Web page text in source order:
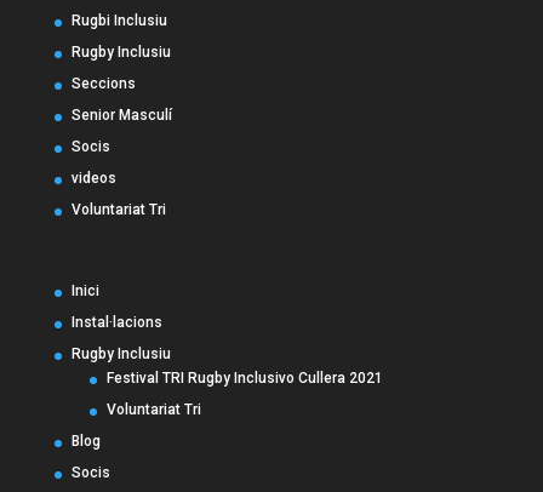
Rugbi Inclusiu
Rugby Inclusiu
Seccions
Senior Masculí
Socis
videos
Voluntariat Tri
Inici
Instal·lacions
Rugby Inclusiu
Festival TRI Rugby Inclusivo Cullera 2021
Voluntariat Tri
Blog
Socis